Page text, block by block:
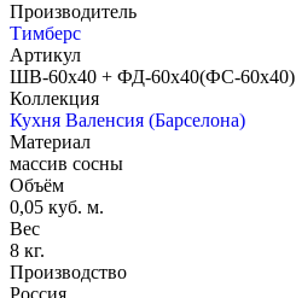
Производитель
Тимберс
Артикул
ШВ-60х40 + ФД-60х40(ФС-60х40)
Коллекция
Кухня Валенсия (Барселона)
Материал
массив сосны
Объём
0,05 куб. м.
Вес
8 кг.
Производство